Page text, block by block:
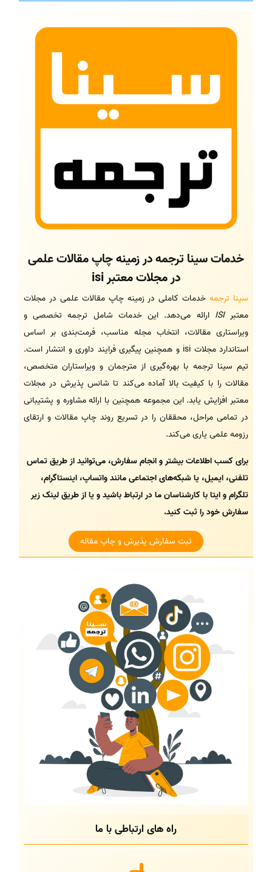
خدمات سینا ترجمه در زمینه چاپ مقالات علمی
در مجلات معتبر isi
سینا ترجمهخدمات کاملی در زمینه چاپ مقالات علمی در مجلات
معتبرISI ارائه می‌دهد. این خدمات شامل ترجمه تخصصی و
ویراستاری مقالات، انتخاب مجله مناسب، فرمت‌بندی بر اساس
استاندارد مجلات isi و همچنین پیگیری فرایند داوری و انتشار است.
تیم سینا ترجمه با بهره‌گیری از مترجمان و ویراستاران متخصص،
مقالات را با کیفیت بالا آماده می‌کند تا شانس پذیرش در مجلات
معتبر افزایش یابد. این مجموعه همچنین با ارائه مشاوره و پشتیبانی
در تمامی مراحل، محققان را در تسریع روند چاپ مقالات و ارتقای
رزومه علمی یاری می‌کند.
برای کسب اطلاعات بیشتر و انجام سفارش، می‌توانید از طریق تماس
تلفنی، ایمیل، یا شبکه‌های اجتماعی مانند واتساپ، اینستاگرام،
تلگرام و ایتا با کارشناسان ما در ارتباط باشید و یا از طریق لینک زیر
سفارش خود را ثبت کنید.
ثبت سفارش پذیرش و چاپ مقاله
راه های ارتباطی با ما